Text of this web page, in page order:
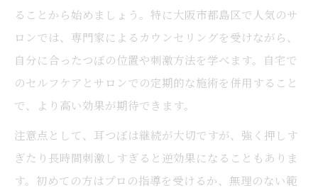
ることから始めましょう。特に大阪市都島区で人気のサ
ロンでは、専門家によるカウンセリングを受けながら、
自分に合ったつぼの位置や刺激方法を学べます。自宅で
のセルフケアとサロンでの定期的な施術を併用すること
で、より高い効果が期待できます。
注意点として、耳つぼは継続が大切ですが、強く押しす
ぎたり長時間刺激しすぎると逆効果になることもありま
す。初めての方はプロの指導を受けるか、無理のない範